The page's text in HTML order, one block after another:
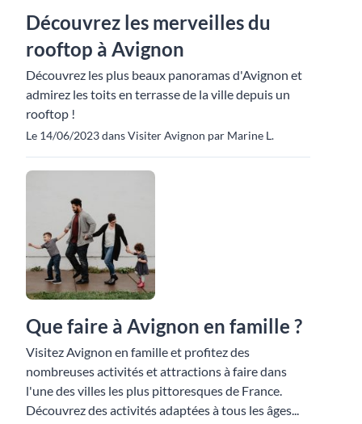
Découvrez les merveilles du
rooftop à Avignon
Découvrez les plus beaux panoramas d'Avignon et
admirez les toits en terrasse de la ville depuis un
rooftop !
Le 14/06/2023 dans Visiter Avignon par Marine L.
Que faire à Avignon en famille ?
Visitez Avignon en famille et profitez des
nombreuses activités et attractions à faire dans
l'une des villes les plus pittoresques de France.
Découvrez des activités adaptées à tous les âges...